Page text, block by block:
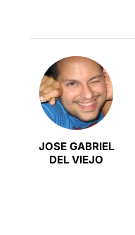
JOSE GABRIEL
DEL VIEJO